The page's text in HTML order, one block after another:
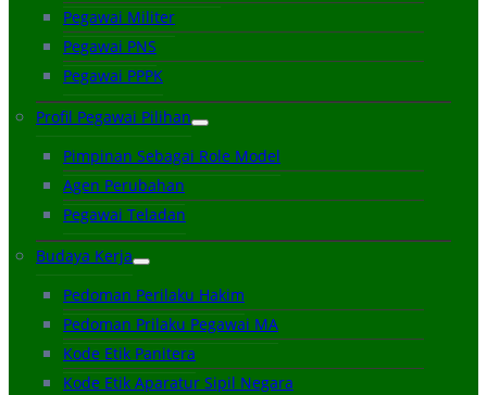
Pegawai Militer
Pegawai PNS
Pegawai PPPK
Profil Pegawai Pilihan
Pimpinan Sebagai Role Model
Agen Perubahan
Pegawai Teladan
Budaya Kerja
Pedoman Perilaku Hakim
Pedoman Prilaku Pegawai MA
Kode Etik Panitera
Kode Etik Aparatur Sipil Negara